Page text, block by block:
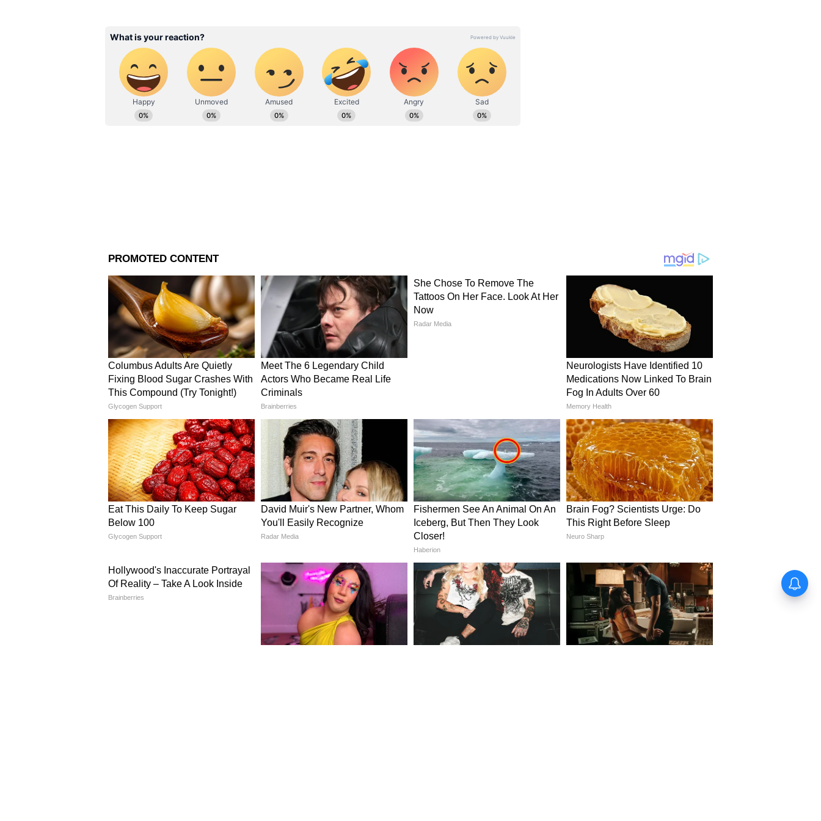
Job News: রিজার্ভ ব্যাঙ্কে
চাকরিতে দারুণ সুযোগ, জানুন
আবেদনের শেষ তারিখ কবে
বিশ্ববিদ্যালয়ে একাধিক পদে কর্মী
নিয়োগ, কীভাবে আবেদন
জানাবেন?
কমপক্ষে ৫০% নম্বর নিয়ে দশম বা দ্বাদশ শ্রেণি উত্তীর্ণ।
JEE (Main) পরীক্ষায় অংশগ্রহণকারী ছাত্রছাত্রীরা।
লিখিত পরীক্ষায় অংশগ্রহণ করতে হবে না। সংক্ষিপ্ত তালিকাভুক্ত প্রার্থীদের একটি এসএসবি
(SSB) সাক্ষাৎকারে অংশ নিতে হবে। এরপর যোগ্য প্রার্থীদের একটি ডাক্তারি পরীক্ষা করা
হবে, যার ভিত্তিতে একটি মেধা তালিকা প্রস্তুত করা হবে। এই তালিকায় থাকা প্রার্থীদেরই
নির্বাচিত করা হবে।
ভারতীয় নৌবাহিনীতে কীভাবে আবেদন করবেন
প্রথমে, অফিসিয়াল ওয়েবসাইট, www.joinindiannavy.gov.in-এ যান।
একটি ফর্ম আসবে, যেখানে আপনাকে সমস্ত প্রয়োজনীয় তথ্য পূরণ করতে হবে।
আপনাকে আপনার দশম বা দ্বাদশ শ্রেণির মার্কশিটের বিবরণও পূরণ করতে হবে।
এর পরে, JPG/TIFF ফরম্যাটে নথিগুলি জমা দিন।
সবশেষে, ফর্মটি জমা দিন এবং একটি প্রিন্টআউট নিন।